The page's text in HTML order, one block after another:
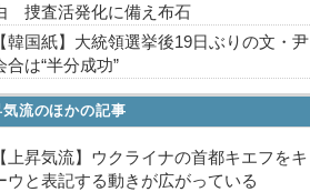
捜査活発化に備え布石
【韓国紙】大統領選挙後19日ぶりの文・尹
合は“半分成功”
気流のほかの記事
【上昇気流】ウクライナの首都キエフをキ
ウと表記する動きが広がっている